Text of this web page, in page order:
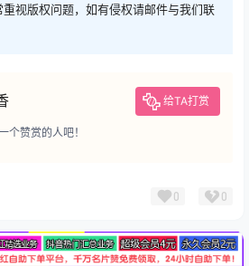
视版权问题，如有侵权请邮件与我们联
给TA打赏
个赞赏的人吧！
0 0